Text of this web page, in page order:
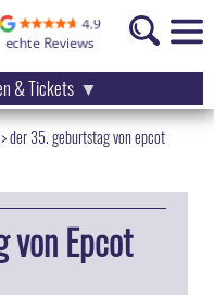
& Tickets
>der 35. geburtstag von epcot
von Epcot